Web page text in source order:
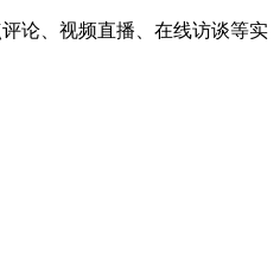
论、视频直播、在线访谈等实